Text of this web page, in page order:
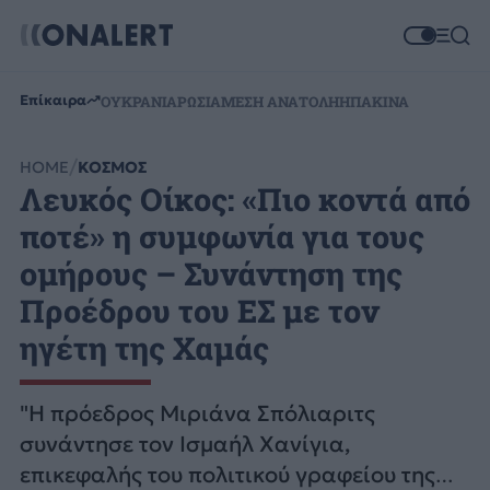
Επίκαιρα ΟΥΚΡΑΝΙΑΡΩΣΙΑΜΕΣΗ ΑΝΑΤΟΛΗΗΠΑΚΙΝΑ
HOME ΚΟΣΜΟΣ
Λευκός Οίκος: «Πιο κοντά από
ποτέ» η συμφωνία για τους
ομήρους – Συνάντηση της
Προέδρου του ΕΣ με τον
ηγέτη της Χαμάς
"Η πρόεδρος Μιριάνα Σπόλιαριτς
συνάντησε τον Ισμαήλ Χανίγια,
επικεφαλής του πολιτικού γραφείου της